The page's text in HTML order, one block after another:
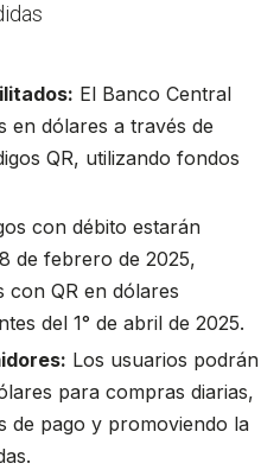
El Banco Central
en dólares a través de
QR, utilizando fondos
con débito estarán
de febrero de 2025,
con QR en dólares
del 1° de abril de 2025.
Los usuarios podrán
para compras diarias,
de pago y promoviendo la